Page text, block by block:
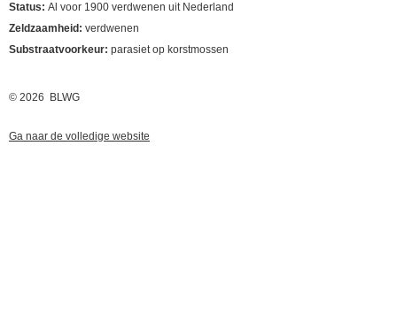
Status: Al voor 1900 verdwenen uit Nederland
Zeldzaamheid: verdwenen
Substraatvoorkeur: parasiet op korstmossen
© 2026 BLWG
Ga naar de volledige website